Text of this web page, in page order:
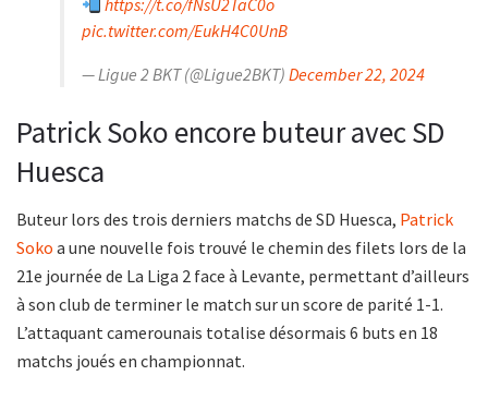
https://t.co/fNsU2TaC0o
pic.twitter.com/EukH4C0UnB
— Ligue 2 BKT (@Ligue2BKT) December 22, 2024
Patrick Soko encore buteur avec SD
Huesca
Buteur lors des trois derniers matchs de SD Huesca, Patrick
Soko a une nouvelle fois trouvé le chemin des filets lors de la
21e journée de La Liga 2 face à Levante, permettant d’ailleurs
à son club de terminer le match sur un score de parité 1-1.
L’attaquant camerounais totalise désormais 6 buts en 18
matchs joués en championnat.